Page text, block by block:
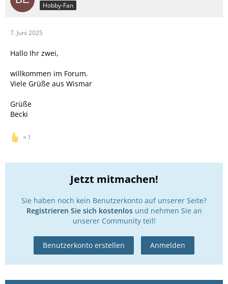
Hobby-Fan
7. Juni 2025
Hallo Ihr zwei,
willkommen im Forum.
Viele Grüße aus Wismar
Grüße
Becki
1
Jetzt mitmachen!
Sie haben noch kein Benutzerkonto auf unserer Seite?
Registrieren Sie sich kostenlosund nehmen Sie an
unserer Community teil!
Benutzerkonto erstellen Anmelden